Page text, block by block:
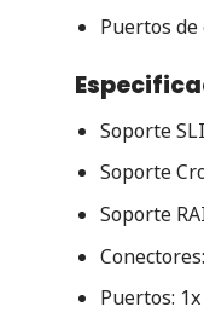
Puertos
Soporte
Soporte
Soporte
Puertos: